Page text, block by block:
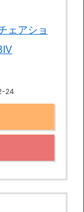
ェアショ
24